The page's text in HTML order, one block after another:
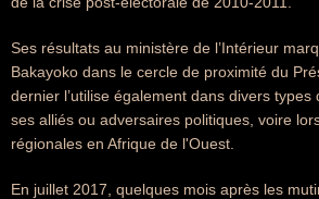
Ses résultats au ministère de l’Intérieur
Bakayoko dans le cercle de proximité du
dernier l’utilise également dans divers
ses alliés ou adversaires politiques, voire
régionales en Afrique de l'Ouest.
En juillet 2017, quelques mois après les